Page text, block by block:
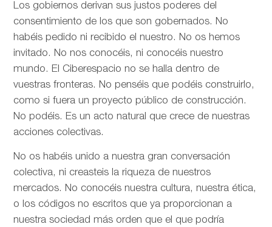
Los gobiernos derivan sus justos poderes del
consentimiento de los que son gobernados. No
habéis pedido ni recibido el nuestro. No os hemos
invitado. No nos conocéis, ni conocéis nuestro
mundo. El Ciberespacio no se halla dentro de
vuestras fronteras. No penséis que podéis construirlo,
como si fuera un proyecto público de construcción.
No podéis. Es un acto natural que crece de nuestras
acciones colectivas.
No os habéis unido a nuestra gran conversación
colectiva, ni creasteis la riqueza de nuestros
mercados. No conocéis nuestra cultura, nuestra ética,
o los códigos no escritos que ya proporcionan a
nuestra sociedad más orden que el que podría